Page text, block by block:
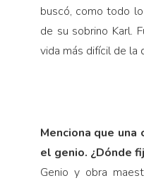
buscó, como todo
de su sobrino Karl.
vida más difícil de la
Menciona que
el genio. ¿Dónde
Genio y obra